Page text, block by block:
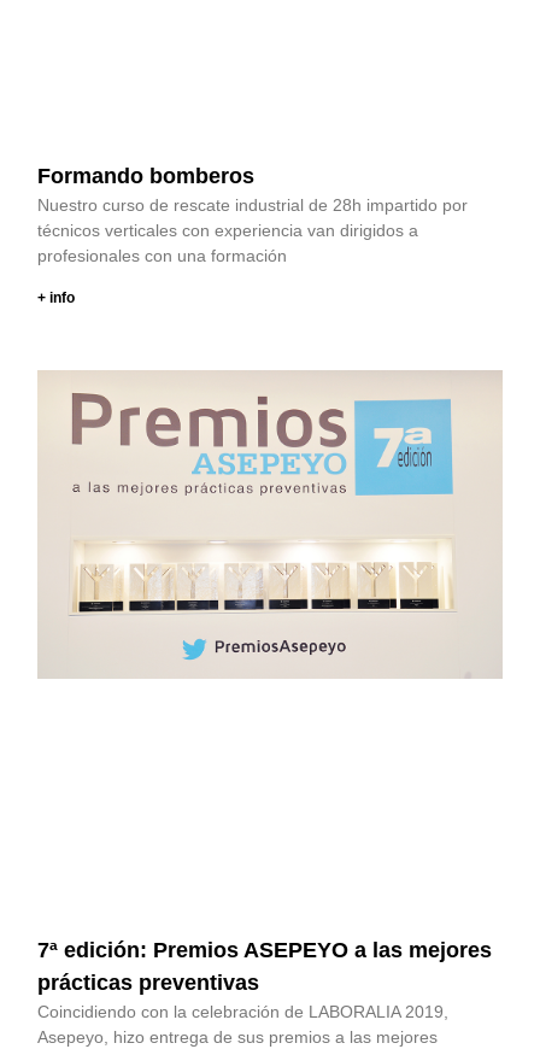
Formando bomberos
Nuestro curso de rescate industrial de 28h impartido por
técnicos verticales con experiencia van dirigidos a
profesionales con una formación
+ info
7ª edición: Premios ASEPEYO a las mejores
prácticas preventivas
Coincidiendo con la celebración de LABORALIA 2019,
Asepeyo, hizo entrega de sus premios a las mejores